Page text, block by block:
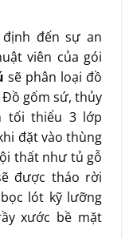
đến sự an
viên của gói
sẽ phân loại đồ
gốm sứ, thủy
tối thiểu 3 lớp
đặt vào thùng
thất như tủ gỗ
được tháo rời
lót kỹ lưỡng
xước bề mặt